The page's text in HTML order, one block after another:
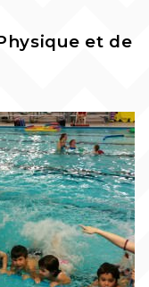
et de